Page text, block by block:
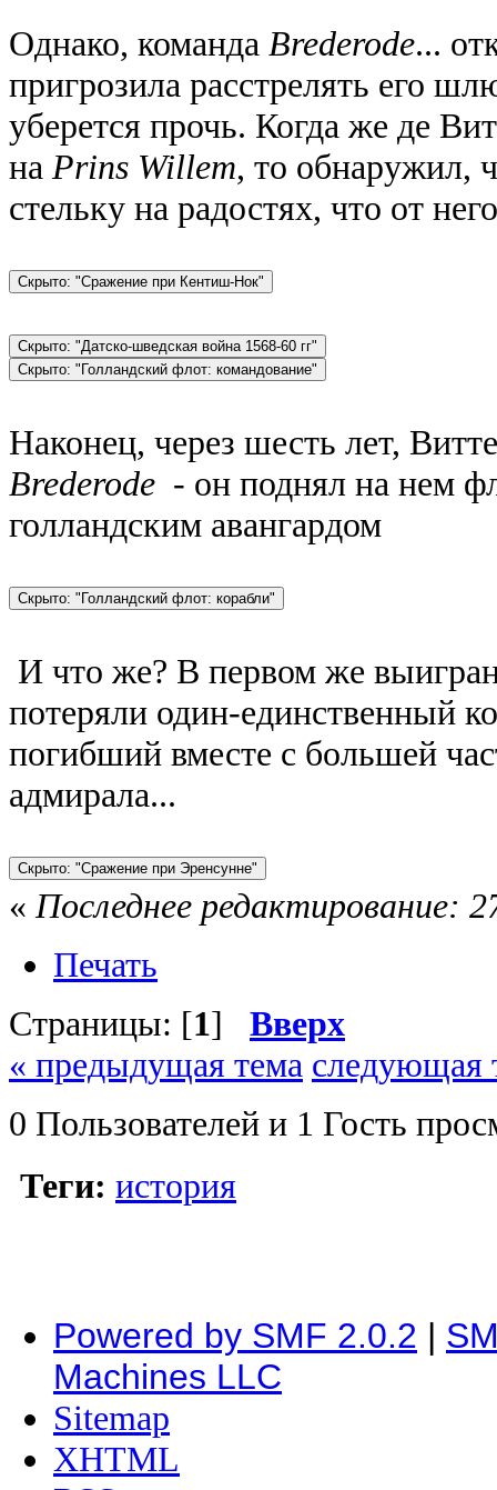
Однако, команда Brederode...
пригрозила расстрелять его
уберется прочь. Когда же де
на Prins Willem, то обнаружил,
стельку на радостях, что от
Наконец, через шесть лет,
Brederode - он поднял на нем
голландским авангардом
И что же? В первом же
потеряли один-единственный
погибший вместе с большей
адмирала...
« Последнее редактирование:
Печать
Страницы: [1] Вверх
« предыдущая тема следующая
0 Пользователей и 1 Гость
Теги: история
Powered by SMF 2.0.2 |
Machines LLC
Sitemap
XHTML